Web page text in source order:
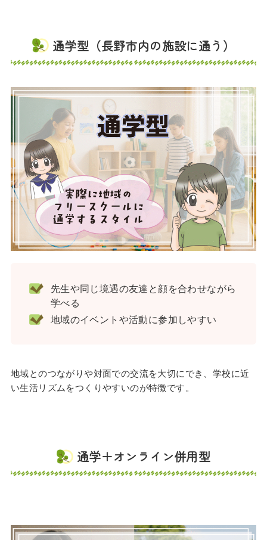
通学型（長野市内の施設に通う）
先生や同じ境遇の友達と顔を合わせながら
学べる
地域のイベントや活動に参加しやすい
地域とのつながりや対面での交流を大切にでき、学校に近
い生活リズムをつくりやすいのが特徴です。
通学＋オンライン併用型